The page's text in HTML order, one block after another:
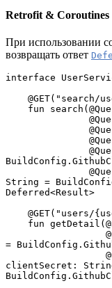
Retrofit & Coroutines
При использовании
возвращать ответ
interface
@GET("search/
fun
String =
Deferred<Result>
@GET("users/
fun
=
clientSecret: